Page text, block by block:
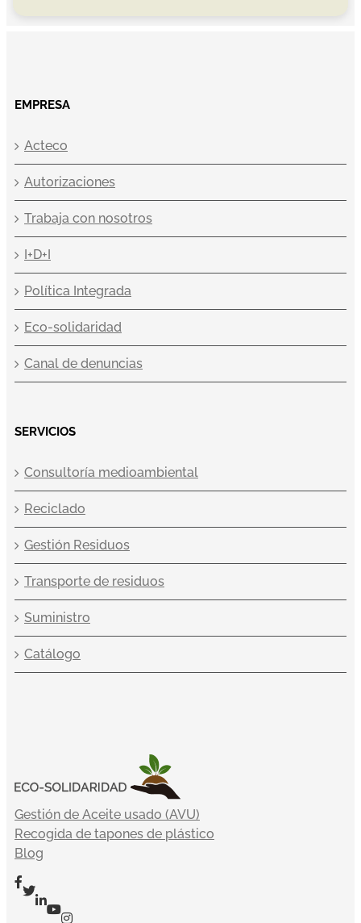
EMPRESA
Acteco
Autorizaciones
Trabaja con nosotros
I+D+I
Política Integrada
Eco-solidaridad
Canal de denuncias
SERVICIOS
Consultoría medioambiental
Reciclado
Gestión Residuos
Transporte de residuos
Suministro
Catálogo
Gestión de Aceite usado (AVU)
Recogida de tapones de plástico
Blog